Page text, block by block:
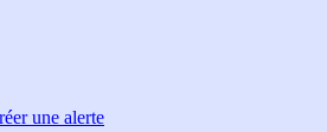
une alerte